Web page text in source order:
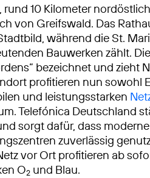
10 Kilometer
von Greifswald. Das
während die St.
Bauwerken zählt.
bezeichnet und zieht
profitieren nun sowohl
und leistungsstarken
Telefónica Deutschland
sorgt dafür, dass
zuverlässig
vor Ort profitieren ab
O2 und Blau.